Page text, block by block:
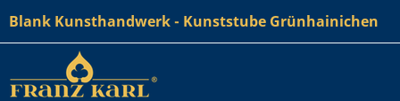
Blank Kunsthandwerk - Kunststube Grünhainichen